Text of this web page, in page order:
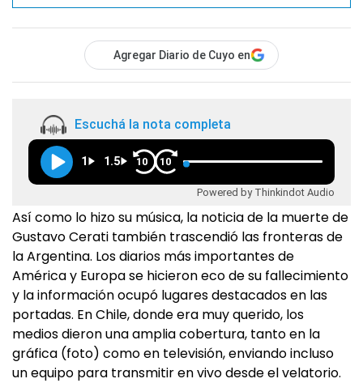
Agregar Diario de Cuyo en
Escuchá la nota completa
1 1.5 10 10
Powered by Thinkindot Audio
Así como lo hizo su música, la noticia de la muerte de
Gustavo Cerati también trascendió las fronteras de
la Argentina. Los diarios más importantes de
América y Europa se hicieron eco de su fallecimiento
y la información ocupó lugares destacados en las
portadas. En Chile, donde era muy querido, los
medios dieron una amplia cobertura, tanto en la
gráfica (foto) como en televisión, enviando incluso
un equipo para transmitir en vivo desde el velatorio.